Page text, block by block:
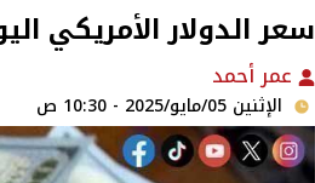
سعر الدولار الأمريكي اليوم
عمر أحمد
الإثنين 05/مايو/2025 - 10:30 ص